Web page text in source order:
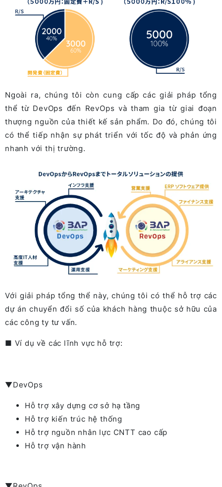
Ngoài ra, chúng tôi còn cung cấp các giải pháp tổng
thể từ DevOps đến RevOps và tham gia từ giai đoạn
thượng nguồn của thiết kế sản phẩm. Do đó, chúng tôi
có thể tiếp nhận sự phát triển với tốc độ và phản ứng
nhanh với thị trường.
Với giải pháp tổng thể này, chúng tôi có thể hỗ trợ các
dự án chuyển đổi số của khách hàng thuộc sở hữu của
các công ty tư vấn.
■ Ví dụ về các lĩnh vực hỗ trợ:
▼DevOps
Hỗ trợ xây dựng cơ sở hạ tầng
Hỗ trợ kiến trúc hệ thống
Hỗ trợ nguồn nhân lực CNTT cao cấp
Hỗ trợ vận hành